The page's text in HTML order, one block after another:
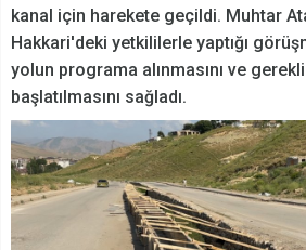
kanal için harekete geçildi. Muhtar
Hakkari'deki yetkililerle yaptığı
yolun programa alınmasını ve gerekli
başlatılmasını sağladı.